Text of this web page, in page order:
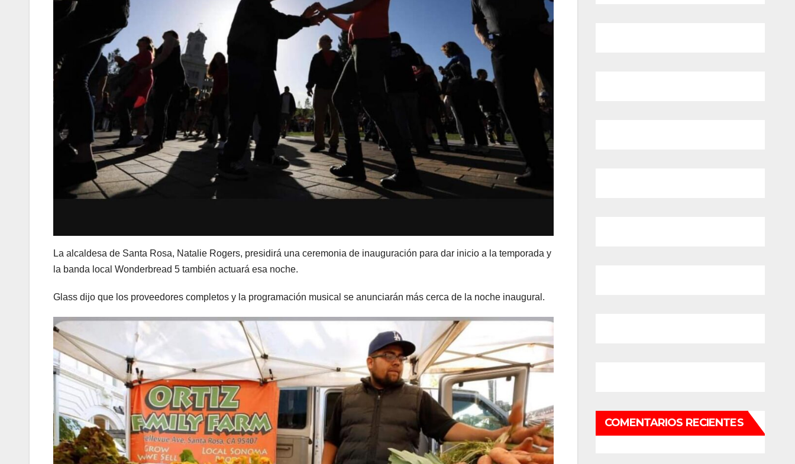
La alcaldesa de Santa Rosa, Natalie Rogers, presidirá una ceremonia de inauguración para dar inicio a la temporada y
la banda local Wonderbread 5 también actuará esa noche.
Glass dijo que los proveedores completos y la programación musical se anunciarán más cerca de la noche inaugural.
COMENTARIOS RECIENTES